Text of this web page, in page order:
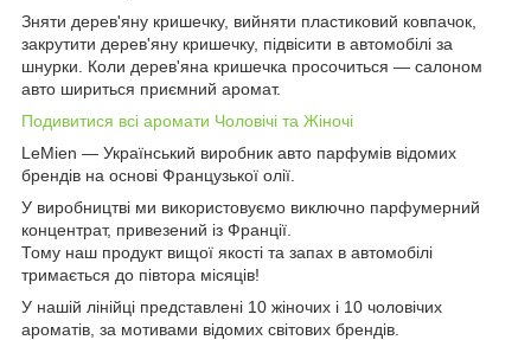
Зняти дерев'яну кришечку, вийняти пластиковий ковпачок,
закрутити дерев'яну кришечку, підвісити в автомобілі за
шнурки. Коли дерев'яна кришечка просочиться — салоном
авто шириться приємний аромат.
Подивитися всі аромати Чоловічі та Жіночі
LeMien — Український виробник авто парфумів відомих
брендів на основі Французької олії.
У виробництві ми використовуємо виключно парфумерний
концентрат, привезений із Франції.
Тому наш продукт вищої якості та запах в автомобілі
тримається до півтора місяців!
У нашій лінійці представлені 10 жіночих і 10 чоловічих
ароматів, за мотивами відомих світових брендів.